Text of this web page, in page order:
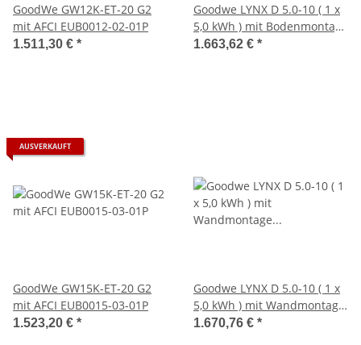
GoodWe GW12K-ET-20 G2
mit AFCI EUB0012-02-01P
1.511,30 € *
Goodwe LYNX D 5.0-10 ( 1 x
5,0 kWh ) mit Bodenmontage
(SIB0724-00-00P)
1.663,62 € *
AUSVERKAUFT
GoodWe GW15K-ET-20 G2
mit AFCI EUB0015-03-01P
1.523,20 € *
Goodwe LYNX D 5.0-10 ( 1 x
5,0 kWh ) mit Wandmontage
(ACS0022-00-00P)
1.670,76 € *